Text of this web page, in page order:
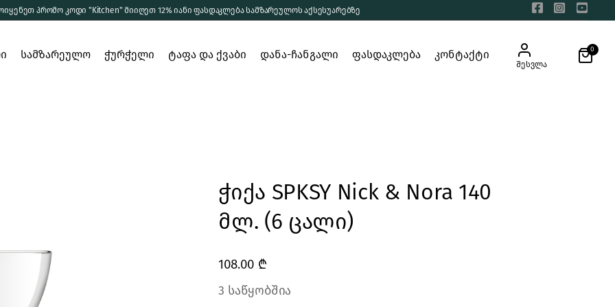
პრომო კოდი "Kitchen" მიიღეთ 12% იანი ფასდაკლება სამზარეულოს აქსესუარებზე
და
სამზარეულო ჭურჭელი ტაფა და ქვაბი დანა-ჩანგალი ფასდაკლება კონტაქტი
შესვლა
0
ჭიქები
ჭიქა SPKSY Nick & Nora 140
მლ. (6 ცალი)
108.00 ₾
3 საწყობშია